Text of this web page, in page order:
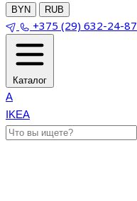
BYN RUB
+375 (29) 632-24-87
Каталог
A
IKEA